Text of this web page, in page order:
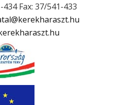
Fax: 37/541-433